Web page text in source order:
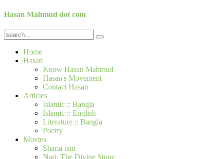
Hasan Mahmud dot com
Home
Hasan
Know Hasan Mahmud
Hasan's Movement
Contact Hasan
Articles
Islamic :: Bangla
Islamic :: English
Literature :: Bangla
Poetry
Movies
Sharia-ism
Nari: The Divine Stone